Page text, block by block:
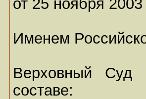
Именем
Верховный Суд
составе: